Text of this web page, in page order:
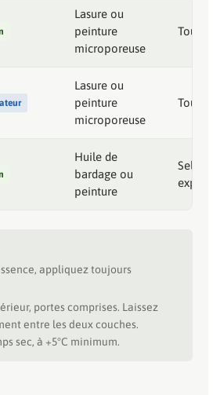
Lasure ou
peinture
microporeuse
Tous
Lasure ou
peinture
microporeuse
Tous
Huile de
bardage ou
peinture
Selon
appliquez toujours
portes comprises. Laissez
entre les deux couches.
sec, à +5°C minimum.